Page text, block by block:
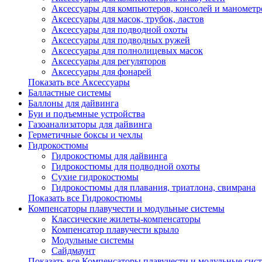
Аксессуары для компьютеров, консолей и
Аксессуары для масок, трубок, ластов
Аксессуары для подводной охоты
Аксессуары для подводных ружей
Аксессуары для полнолицевых масок
Аксессуары для регуляторов
Аксессуары для фонарей
Показать все Аксессуары
Балластные системы
Баллоны для дайвинга
Буи и подъемные устройства
Газоанализаторы для дайвинга
Герметичные боксы и чехлы
Гидрокостюмы
Гидрокостюмы для дайвинга
Гидрокостюмы для подводной охоты
Сухие гидрокостюмы
Гидрокостюмы для плавания, триатлона, свимрана
Показать все Гидрокостюмы
Компенсаторы плавучести и модульные системы
Классические жилеты-компенсаторы
Компенсатор плавучести крыло
Модульные системы
Сайдмаунт